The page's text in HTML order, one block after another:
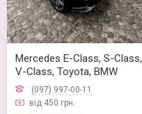
Mercedes E-Class, S-Class,
V-Class, Toyota, BMW
(097) 997-00-11
від 450 грн.